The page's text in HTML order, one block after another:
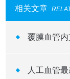
相关文章
覆膜血管
人工血管